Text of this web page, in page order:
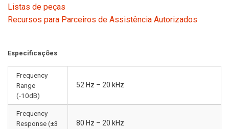
Listas de peças
Recursos para Parceiros de Assistência Autorizados
Especificações
Frequency
Range
(-10dB)
52 Hz – 20 kHz
Frequency
Response (±3
80 Hz – 20 kHz